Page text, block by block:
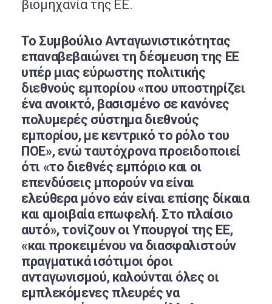
βιομηχανία της ΕΕ.
Το Συμβούλιο Ανταγωνιστικότητας
επαναβεβαιώνει τη δέσμευση της ΕΕ
υπέρ μιας εύρωστης πολιτικής
διεθνούς εμπορίου «που υποστηρίζει
ένα ανοικτό, βασισμένο σε κανόνες
πολυμερές σύστημα διεθνούς
εμπορίου, με κεντρικό το ρόλο του
ΠΟΕ», ενώ ταυτόχρονα προειδοποιεί
ότι «το διεθνές εμπόριο και οι
επενδύσεις μπορούν να είναι
ελεύθερα μόνο εάν είναι επίσης δίκαια
και αμοιβαία επωφελή. Στο πλαίσιο
αυτό», τονίζουν οι Υπουργοί της ΕΕ,
«και προκειμένου να διασφαλιστούν
πραγματικά ισότιμοι όροι
ανταγωνισμού, καλούνται όλες οι
εμπλεκόμενες πλευρές να